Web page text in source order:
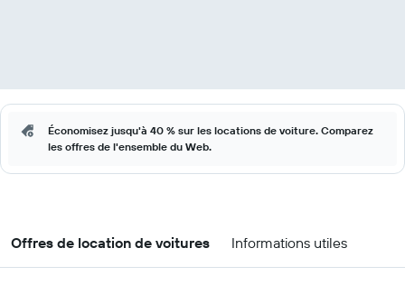
Économisez jusqu'à 40 % sur les locations de voiture. Comparez
les offres de l'ensemble du Web.
Offres de location de voitures Informations utiles